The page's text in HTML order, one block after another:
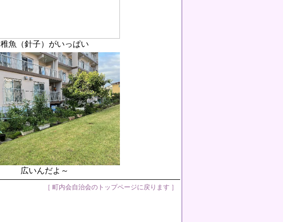
稚魚（針子）がいっぱい
広いんだよ～
［ 町内会自治会のトップページに戻ります ］